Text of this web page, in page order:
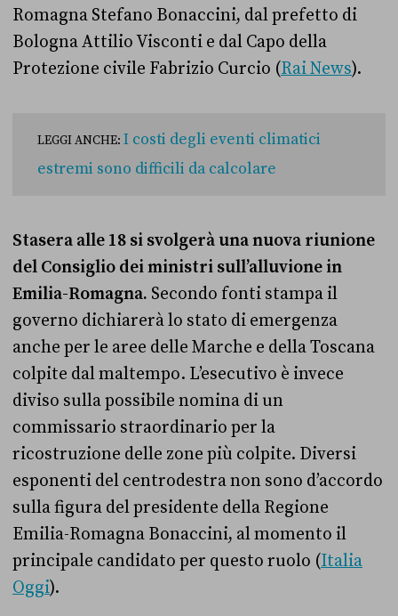
Romagna Stefano Bonaccini, dal prefetto di
Bologna Attilio Visconti e dal Capo della
Protezione civile Fabrizio Curcio (Rai News).
LEGGI ANCHE: I costi degli eventi climatici
estremi sono difficili da calcolare
Stasera alle 18 si svolgerà una nuova riunione
del Consiglio dei ministri sull’alluvione in
Emilia-Romagna. Secondo fonti stampa il
governo dichiarerà lo stato di emergenza
anche per le aree delle Marche e della Toscana
colpite dal maltempo. L’esecutivo è invece
diviso sulla possibile nomina di un
commissario straordinario per la
ricostruzione delle zone più colpite. Diversi
esponenti del centrodestra non sono d’accordo
sulla figura del presidente della Regione
Emilia-Romagna Bonaccini, al momento il
principale candidato per questo ruolo (Italia
Oggi).